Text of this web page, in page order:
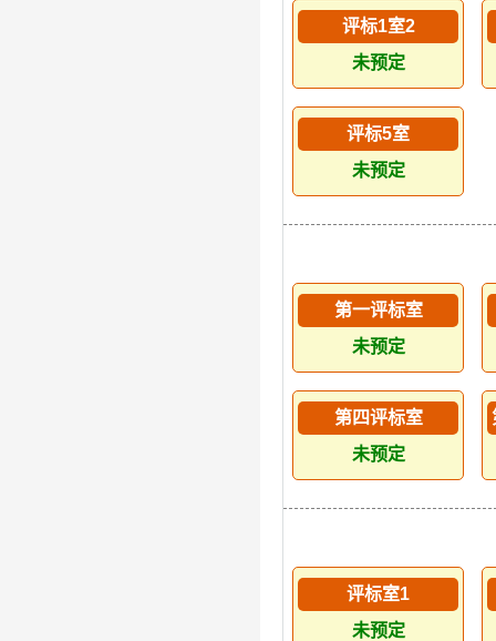
评标1室2
未预定
评标5室
未预定
第一评标室
未预定
第四评标室
未预定
评标室1
未预定